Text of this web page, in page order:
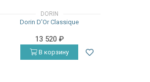
DORIN
Dorin D'Or Classique
13 520 ₽
В корзину